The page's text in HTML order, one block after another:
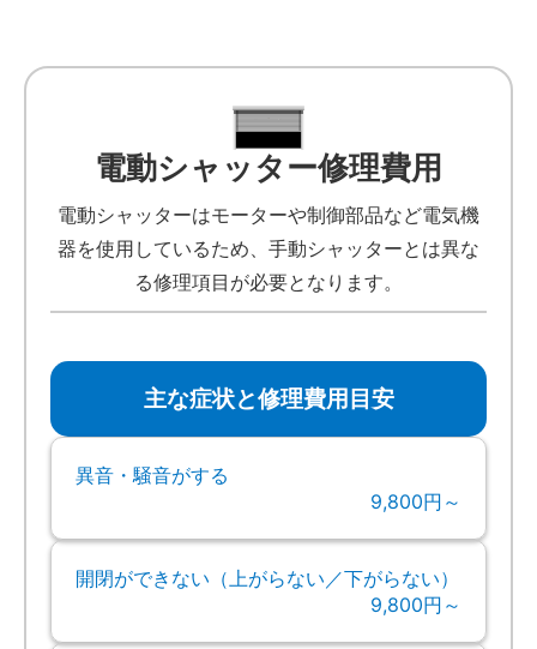
電動シャッター修理費用
電動シャッターはモーターや制御部品など電気機
器を使用しているため、手動シャッターとは異な
る修理項目が必要となります。
主な症状と修理費用目安
異音・騒音がする
9,800円～
開閉ができない（上がらない／下がらない）
9,800円～